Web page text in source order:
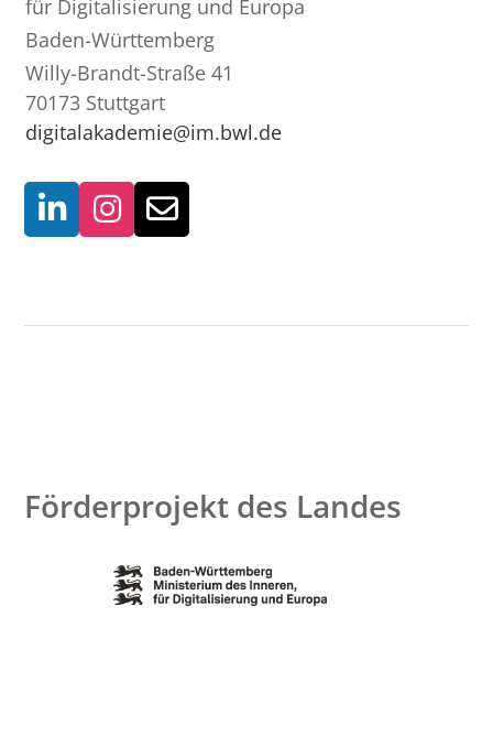
für Digitalisierung und Europa
Baden-Württemberg
Willy-Brandt-Straße 41
70173 Stuttgart
digitalakademie@im.bwl.de
Förderprojekt des Landes